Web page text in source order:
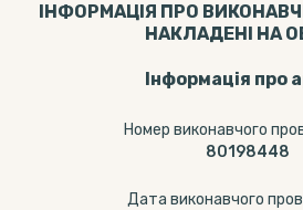
ІНФОРМАЦІЯ ПРО
НАКЛАДЕНІ НА
Інформація про
Номер виконавчого
80198448
Дата виконавчого